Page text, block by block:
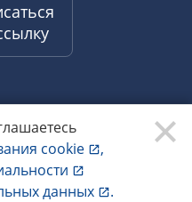
cookie
,
данных
.